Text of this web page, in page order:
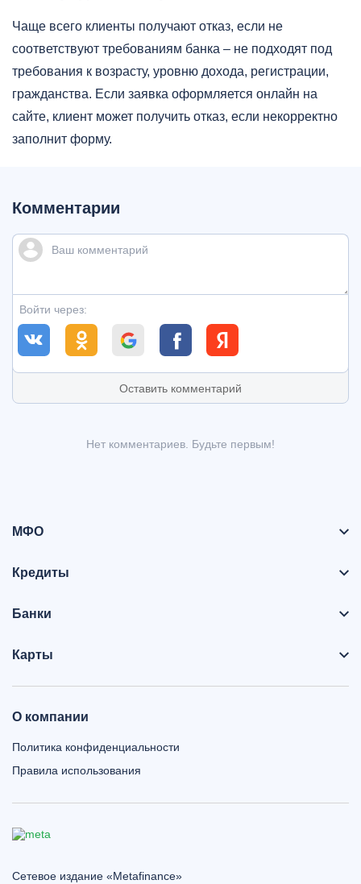
Чаще всего клиенты получают отказ, если не
соответствуют требованиям банка – не подходят под
требования к возрасту, уровню дохода, регистрации,
гражданства. Если заявка оформляется онлайн на
сайте, клиент может получить отказ, если некорректно
заполнит форму.
Комментарии
Войти через:
Оставить комментарий
Нет комментариев. Будьте первым!
МФО
Кредиты
Банки
Карты
О компании
Политика конфиденциальности
Правила использования
Сетевое издание «Metafinance»